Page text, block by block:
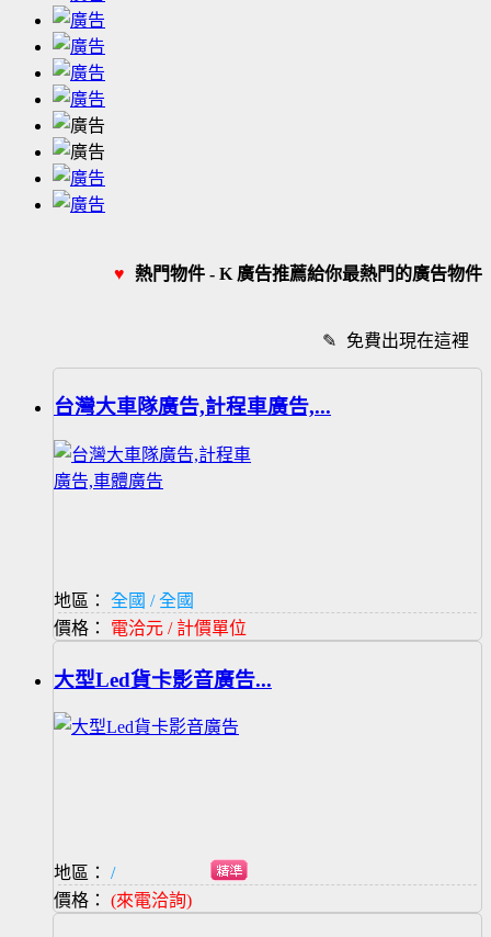
♥ 熱門物件 - K 廣告推薦給你最熱門的廣告物件
✎ 免費出現在這裡
台灣大車隊廣告,計程車廣告,...
地區：
全國 / 全國
價格： 電洽元 / 計價單位
大型Led貨卡影音廣告...
地區：
/
價格： (來電洽詢)